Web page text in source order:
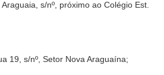
s/nº, próximo ao Colégio Est.
19, s/nº, Setor Nova Araguaína;